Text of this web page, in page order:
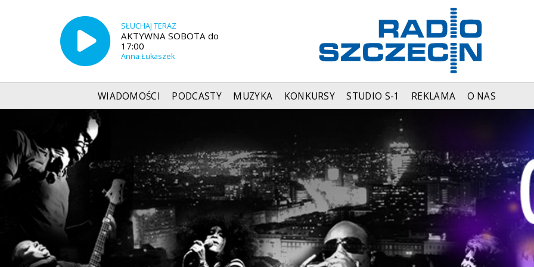
SŁUCHAJ TERAZ
AKTYWNA SOBOTA do
17:00
Anna Łukaszek
WIADOMOŚCI PODCASTY MUZYKA KONKURSY STUDIO S-1 REKLAMA O NAS